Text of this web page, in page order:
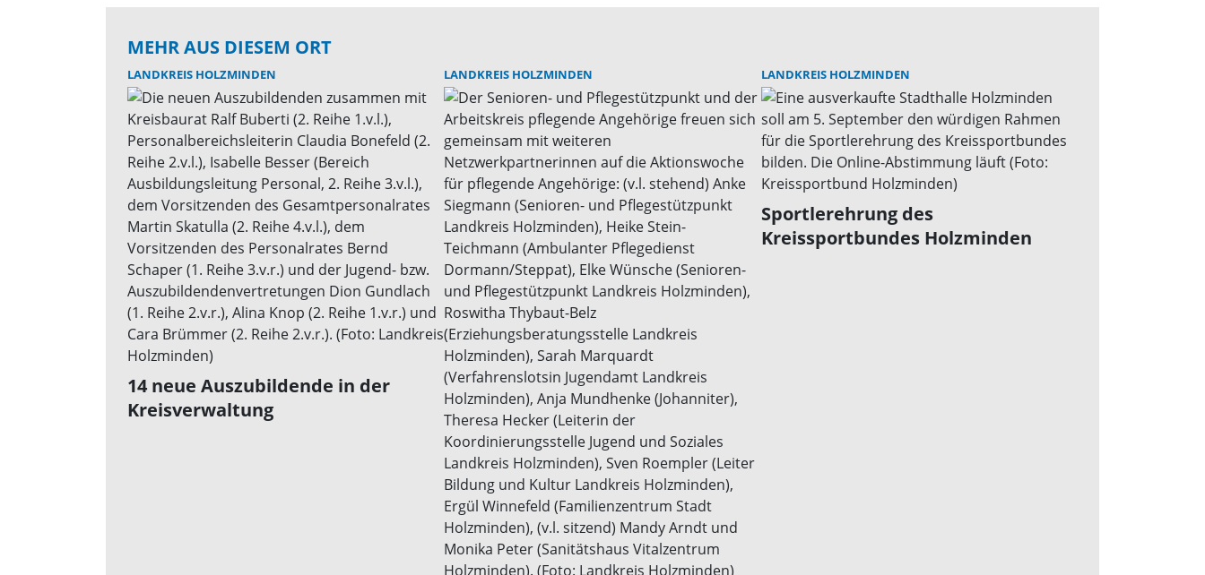
MEHR AUS DIESEM ORT
LANDKREIS HOLZMINDEN
14 neue Auszubildende in der
Kreisverwaltung
LANDKREIS HOLZMINDEN LANDKREIS HOLZMINDEN
Sportlerehrung des
Kreissportbundes Holzminden